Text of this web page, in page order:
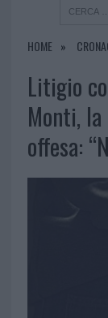
HOME
Litigio
Monti,
offesa: